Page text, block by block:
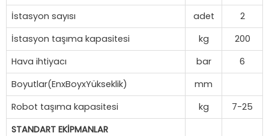
İstasyon sayısı
adet
2
İstasyon taşıma kapasitesi
kg
200
Hava ihtiyacı
bar
6
Boyutlar(EnxBoyxYükseklik)
mm
Robot taşıma kapasitesi
kg
7-25
STANDART EKİPMANLAR